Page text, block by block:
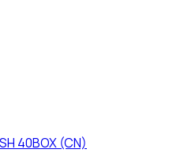
40BOX (CN)